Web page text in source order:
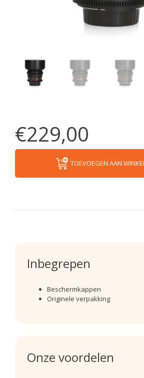
€229,00
TOEVOEGEN AAN
Inbegrepen
Beschermkappen
Originele verpakking
Onze voordelen